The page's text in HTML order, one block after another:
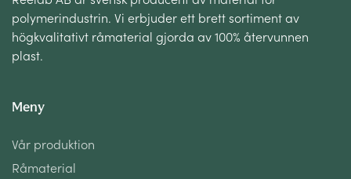
polymerindustrin. Vi erbjuder ett brett sortiment av
högkvalitativt råmaterial gjorda av 100% återvunnen
plast.
Meny
Vår produktion
Råmaterial